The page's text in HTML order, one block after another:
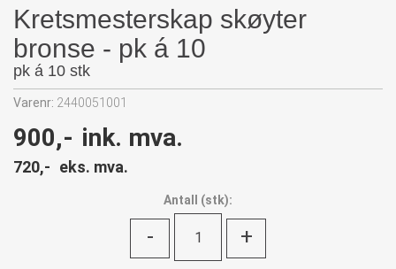
Kretsmesterskap skøyter
bronse - pk á 10
pk á 10 stk
Varenr: 2440051001
900,- ink. mva.
720,- eks. mva.
Antall (stk):
- +